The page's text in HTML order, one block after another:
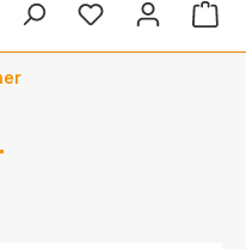
Du hast 0